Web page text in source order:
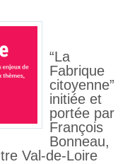
“La
Fabrique
citoyenne”
initiée et
portée par
François
Bonneau,
Val-de-Loire